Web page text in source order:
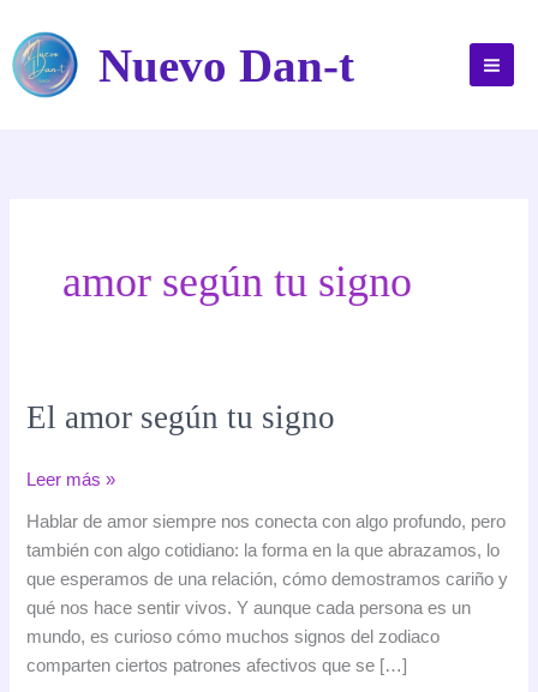
contenido
Nuevo Dan-t
amor según tu signo
El amor según tu signo
El
signo
Leer más »
Hablar de amor siempre nos conecta con algo profundo, pero
también con algo cotidiano: la forma en la que abrazamos, lo
que esperamos de una relación, cómo demostramos cariño y
qué nos hace sentir vivos. Y aunque cada persona es un
mundo, es curioso cómo muchos signos del zodiaco
comparten ciertos patrones afectivos que se […]